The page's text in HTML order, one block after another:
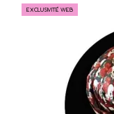
EXCLUSIVITÉ WEB